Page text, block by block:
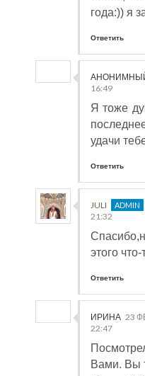
года:)) я
Ответить
16:49
Я тоже
удачи
Ответить
JULI
21:32
этого
Ответить
ИРИНА 23
22:47
Вами. Вы